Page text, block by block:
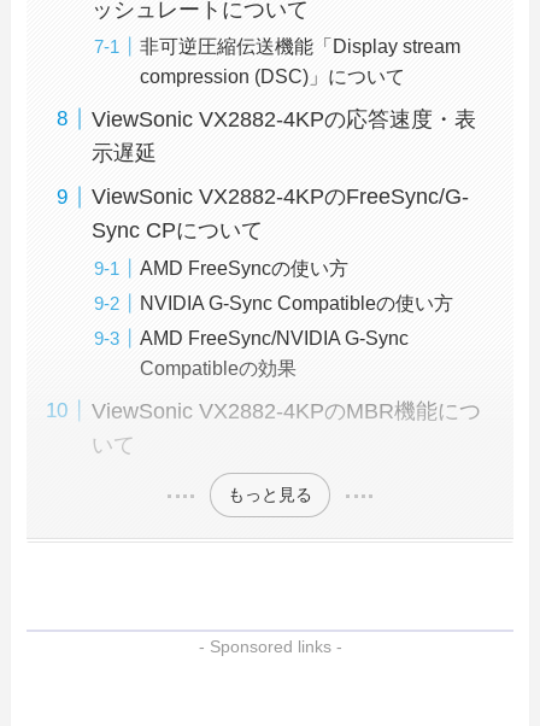
ッシュレートについて
非可逆圧縮伝送機能「Display stream
compression (DSC)」について
ViewSonic VX2882-4KPの応答速度・表
示遅延
ViewSonic VX2882-4KPのFreeSync/G-
Sync CPについて
AMD FreeSyncの使い方
NVIDIA G-Sync Compatibleの使い方
AMD FreeSync/NVIDIA G-Sync
Compatibleの効果
ViewSonic VX2882-4KPのMBR機能につ
いて
もっと見る
- Sponsored links -